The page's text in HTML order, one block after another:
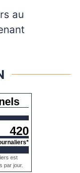
au
420
est
par jour.